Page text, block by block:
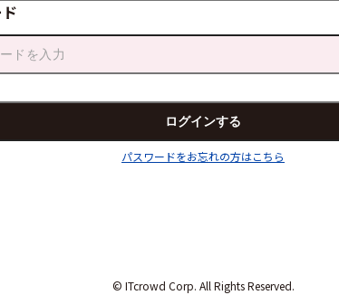
パスワードをお忘れの方はこちら
© ITcrowd Corp. All Rights Reserved.